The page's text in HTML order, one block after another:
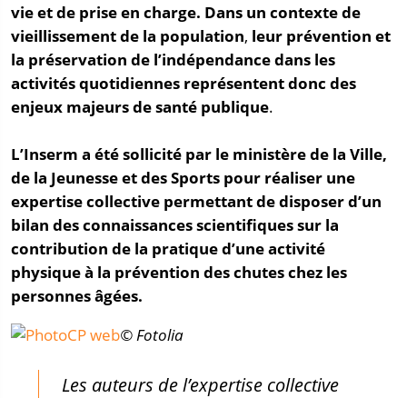
vie et de prise en charge. Dans un contexte de
vieillissement de la population, leur prévention et
la préservation de l’indépendance dans les
activités quotidiennes représentent donc des
enjeux majeurs de santé publique.
L’Inserm a été sollicité par le ministère de la Ville,
de la Jeunesse et des Sports pour réaliser une
expertise collective permettant de disposer d’un
bilan des connaissances scientifiques sur la
contribution de la pratique d’une activité
physique à la prévention des chutes chez les
personnes âgées.
© Fotolia
Les auteurs de l’expertise collective